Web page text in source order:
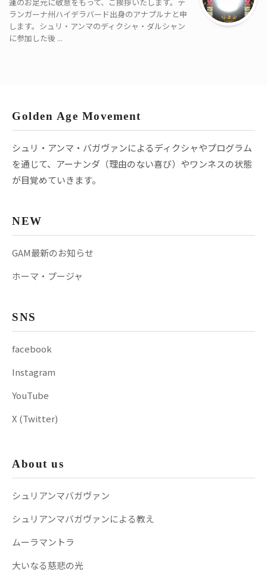
ランガーナ州ハイデラバード出身のアナプルナと申
します。シュリ・アンマのディクシャ・ダルシャン
に参加した後 ...
Golden Age Movement
シュリ・アンマ・バガヴァンによるディクシャやプログラム
を通じて、アーナンダ（理由のない喜び）やワンネスの状態
が目覚めていきます。
NEW
GAM最新のお知らせ
ホーマ・プージャ
SNS
facebook
Instagram
YouTube
X (Twitter)
About us
シュリアンマバガヴァン
シュリアンマバガヴァンによる教え
ムーラマントラ
大いなる慈悲の光